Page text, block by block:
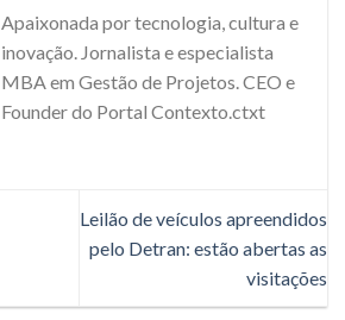
Apaixonada por tecnologia, cultura e
inovação. Jornalista e especialista
MBA em Gestão de Projetos. CEO e
Founder do Portal Contexto.ctxt
Leilão de veículos apreendidos
pelo Detran: estão abertas as
visitações